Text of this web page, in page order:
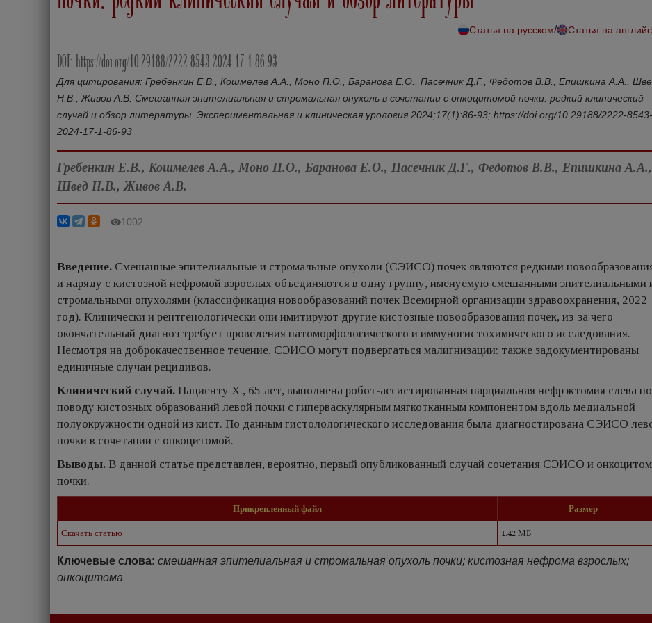
Статья на русском/ Статья на
DOI: https://doi.org/10.29188/2222-8543-2024-17-1-86-93
Для цитирования: Гребенкин Е.В., Кошмелев А.А., Моно П.О., Баранова Е.О., Пасечник Д.Г., Федотов В.В., Епишкина А.А.,
Н.В., Живов А.В. Смешанная эпителиальная и стромальная опухоль в сочетании с онкоцитомой почки: редкий клинический
случай и обзор литературы. Экспериментальная и клиническая урология 2024;17(1):86-93; https://doi.org/10.29188/2222-8543-
2024-17-1-86-93
Гребенкин Е.В., Кошмелев А.А., Моно П.О., Баранова Е.О., Пасечник Д.Г., Федотов В.В., Епишкина А.А.,
Швед Н.В., Живов А.В.
1002
Введение. Смешанные эпителиальные и стромальные опухоли (СЭИСО) почек являются редкими
и наряду с кистозной нефромой взрослых объединяются в одну группу, именуемую смешанными эпителиальными
стромальными опухолями (классификация новообразований почек Всемирной организации здравоохранения, 2022
год). Клинически и рентгенологически они имитируют другие кистозные новообразования почек, из-за чего
окончательный диагноз требует проведения патоморфологического и иммуногистохимического исследования.
Несмотря на доброкачественное течение, СЭИСО могут подвергаться малигнизации; также задокументированы
единичные случаи рецидивов.
Клинический случай. Пациенту X., 65 лет, выполнена робот-ассистированная парциальная нефрэктомия слева по
поводу кистозных образований левой почки с гиперваскулярным мягкотканным компонентом вдоль медиальной
полуокружности одной из кист. По данным гистолологического исследования была диагностирована СЭИСО
почки в сочетании с онкоцитомой.
Выводы. В данной статье представлен, вероятно, первый опубликованный случай сочетания СЭИСО и
почки.
Прикрепленный файл
Размер
Скачать статью
1.42 МБ
Ключевые слова: смешанная эпителиальная и стромальная опухоль почки; кистозная нефрома взрослых;
онкоцитома